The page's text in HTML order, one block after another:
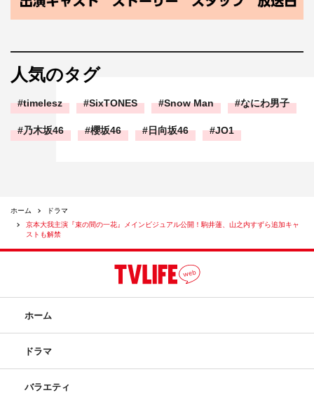
人気のタグ
timelesz SixTONES Snow Man なにわ男子
乃木坂46 櫻坂46 日向坂46 JO1
ホーム
ドラマ
京本大我主演『束の間の一花』メインビジュアル公開！駒井蓮、山之内すずら追加キャ
ストも解禁
ホーム
ドラマ
バラエティ